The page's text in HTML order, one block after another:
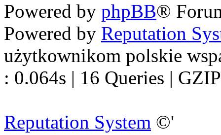
Powered by phpBB®
Powered by Reputation
użytkownikom polskie
: 0.064s | 16 Queries |
Reputation System ©'